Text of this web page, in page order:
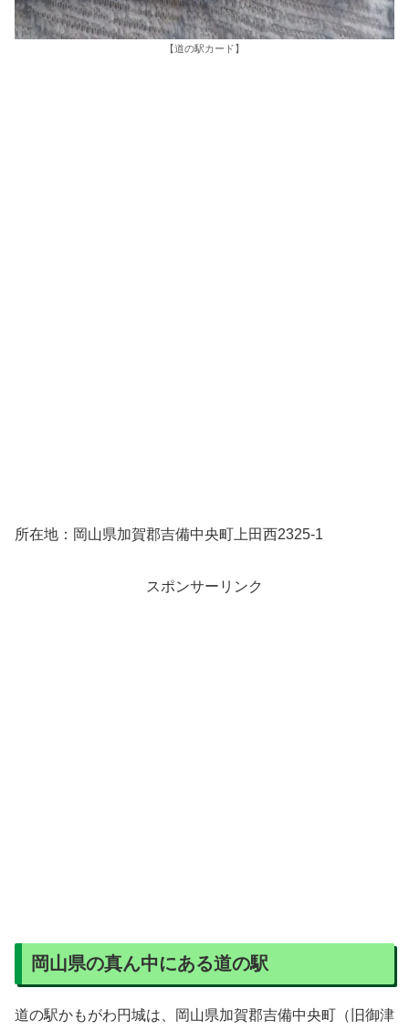
【道の駅カード】
所在地：岡山県加賀郡吉備中央町上田西2325-1
スポンサーリンク
岡山県の真ん中にある道の駅
道の駅かもがわ円城は、岡山県加賀郡吉備中央町（旧御津